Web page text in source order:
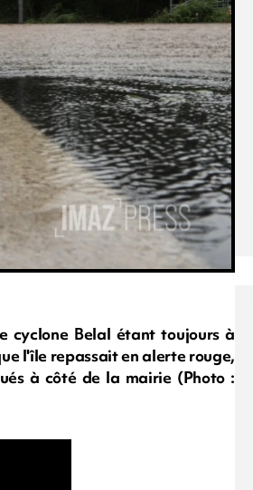
cyclone Belal étant toujours à
l'île repassait en alerte rouge,
à côté de la mairie (Photo :